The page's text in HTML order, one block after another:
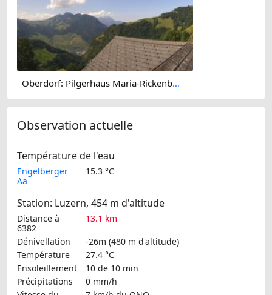
Oberdorf: Pilgerhaus Maria-Rickenbach
Observation actuelle
Température de l'eau
Engelberger
Aa
15.3 °C
Station: Luzern, 454 m d'altitude
Distance à
6382
13.1 km
Dénivellation
-26m (480 m d'altitude)
Température
27.4 °C
Ensoleillement
10 de 10 min
Précipitations
0 mm/h